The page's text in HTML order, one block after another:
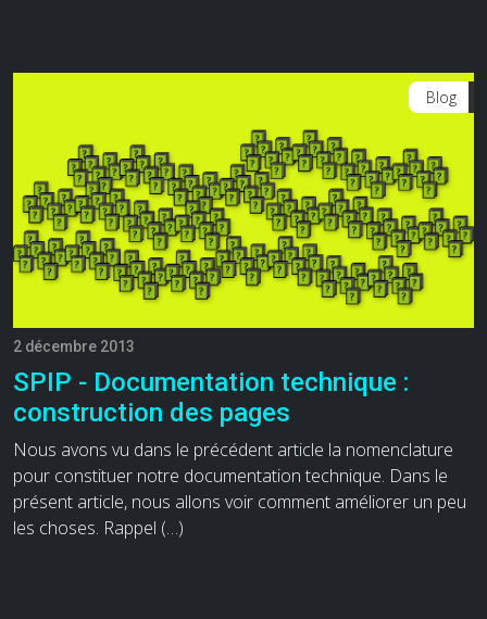
Blog
2 décembre 2013
SPIP - Documentation technique :
construction des pages
Nous avons vu dans le précédent article la nomenclature
pour constituer notre documentation technique. Dans le
présent article, nous allons voir comment améliorer un peu
les choses. Rappel (…)